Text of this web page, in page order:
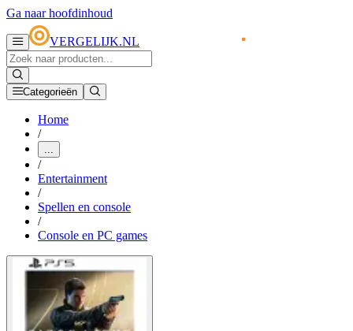
Ga naar hoofdinhoud
VERGELIJK.NL
Categorieën
Home
/
...
/
Entertainment
/
Spellen en console
/
Console en PC games